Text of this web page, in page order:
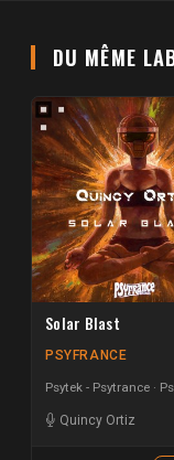
DU MÊME
Solar Blast
PSYFRANCE
Psytek - Psytrance
Quincy Ortiz